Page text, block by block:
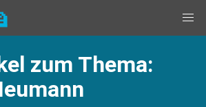
zum Thema: